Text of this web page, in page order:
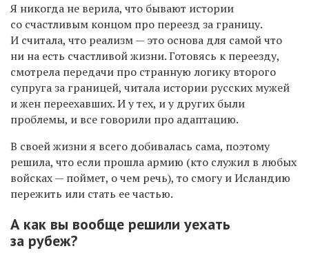
Я никогда не верила, что бывают истории
со счастливым концом про переезд за границу.
И считала, что реализм — это основа для самой что
ни на есть счастливой жизни.Готовясь к переезду,
смотрела передачи про странную логику второго
супруга за границей, читала истории русских мужей
и жен переехавших. И у тех, и у других были
проблемы, и все говорили про адаптацию.
В своей жизни я всего добивалась сама, поэтому
решила, что если прошла армию (кто служил в любых
войсках — поймет, о чем речь), то смогу и Исландию
пережить или стать ее частью.
А как вы вообще решили уехать
за рубеж?